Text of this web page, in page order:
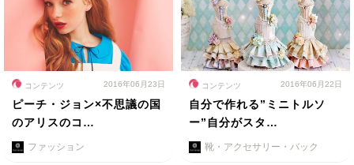
コンテンツ 2016年06月23日
ピーチ・ジョン×不思議の国
のアリスのコ…
ファッション
コンテンツ 2016年06月22日
自分で作れる”ミニトルソ
ー”自分がスタ…
靴・アクセサリー・バック